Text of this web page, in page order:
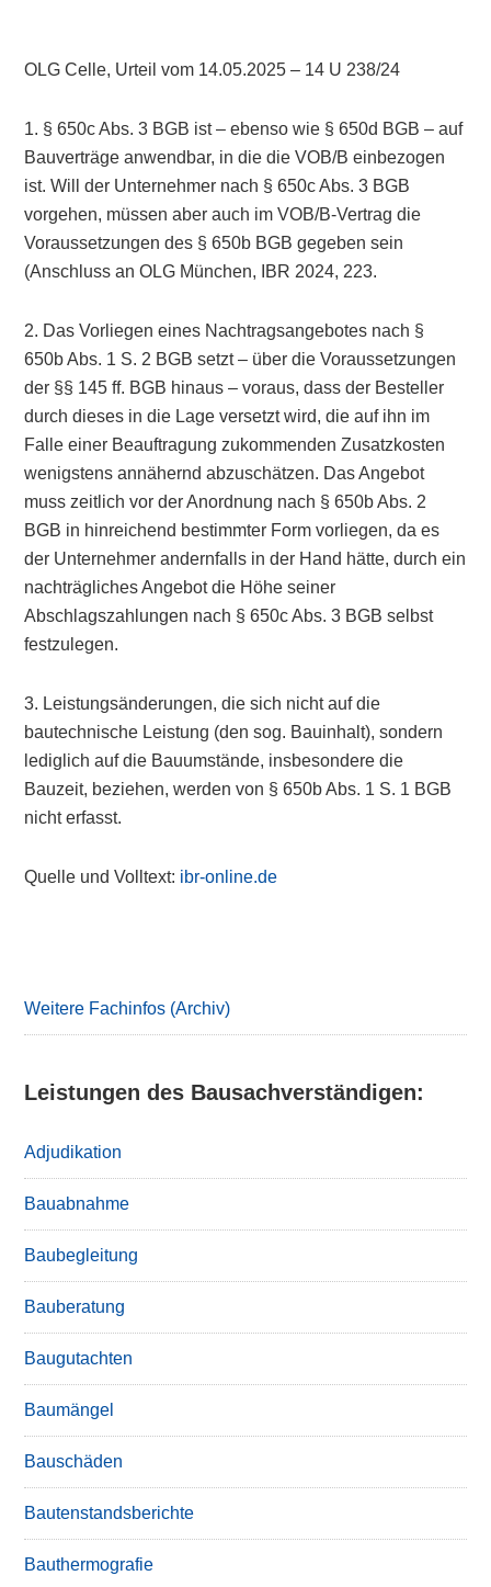
OLG Celle, Urteil vom 14.05.2025 – 14 U 238/24
1. § 650c Abs. 3 BGB ist – ebenso wie § 650d BGB – auf
Bauverträge anwendbar, in die die VOB/B einbezogen
ist. Will der Unternehmer nach § 650c Abs. 3 BGB
vorgehen, müssen aber auch im VOB/B-Vertrag die
Voraussetzungen des § 650b BGB gegeben sein
(Anschluss an OLG München, IBR 2024, 223.
2. Das Vorliegen eines Nachtragsangebotes nach §
650b Abs. 1 S. 2 BGB setzt – über die Voraussetzungen
der §§ 145 ff. BGB hinaus – voraus, dass der Besteller
durch dieses in die Lage versetzt wird, die auf ihn im
Falle einer Beauftragung zukommenden Zusatzkosten
wenigstens annähernd abzuschätzen. Das Angebot
muss zeitlich vor der Anordnung nach § 650b Abs. 2
BGB in hinreichend bestimmter Form vorliegen, da es
der Unternehmer andernfalls in der Hand hätte, durch ein
nachträgliches Angebot die Höhe seiner
Abschlagszahlungen nach § 650c Abs. 3 BGB selbst
festzulegen.
3. Leistungsänderungen, die sich nicht auf die
bautechnische Leistung (den sog. Bauinhalt), sondern
lediglich auf die Bauumstände, insbesondere die
Bauzeit, beziehen, werden von § 650b Abs. 1 S. 1 BGB
nicht erfasst.
Quelle und Volltext: ibr-online.de
Weitere Fachinfos (Archiv)
Leistungen des Bausachverständigen:
Adjudikation
Bauabnahme
Baubegleitung
Bauberatung
Baugutachten
Baumängel
Bauschäden
Bautenstandsberichte
Bauthermografie